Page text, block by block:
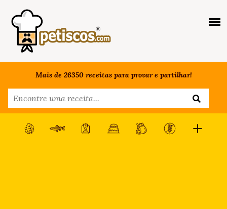
Mais de 26350 receitas para provar e partilhar!